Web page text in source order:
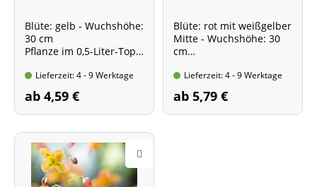
Frohnleiten-
Elfenblume
Blüte: gelb - Wuchshöhe:
30 cm
Pflanze im 0,5-Liter-Topf
immergrünem Blatt!
Lieferzeit: 4 - 9 Werktage
ab 4,59 €
Blüte: rot mit weißgelber
Mitte - Wuchshöhe: 30
cm
Lieferzeit: 4 - 9 Werktage
ab 5,79 €